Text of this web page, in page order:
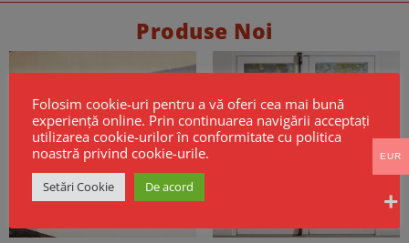
Produse Noi
Folosim cookie-uri pentru a vă oferi cea mai bună
experiență online. Prin continuarea navigării acceptați
utilizarea cookie-urilor în conformitate cu politica
noastră privind cookie-urile.
Setări Cookie De acord
EUR